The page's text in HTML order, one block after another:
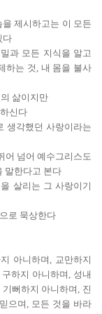
제시하고는 이 모든
다
과 모든 지식을 알고
하는 것, 내 몸을 불사
삶이지만
신다
생각했던 사랑이라는
어 넘어 예수그리스도
말한다고 본다
살리는 그 사랑이기
로 묵상한다
아니하며, 교만하지
하지 아니하며, 성내
뻐하지 아니하며, 진
으며, 모든 것을 바라